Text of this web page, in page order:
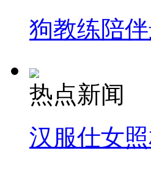
狗教练陪
热点新闻
汉服仕女